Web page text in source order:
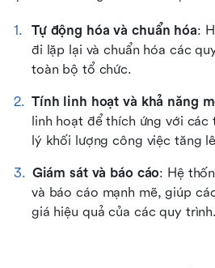
Tự động hóa và chuẩn hóa:
đi lặp lại và chuẩn hóa các
toàn bộ tổ chức.
Tính linh hoạt và khả năng
linh hoạt để thích ứng với
lý khối lượng công việc tăng
Giám sát và báo cáo: Hệ
và báo cáo mạnh mẽ, giúp
giá hiệu quả của các quy trình.